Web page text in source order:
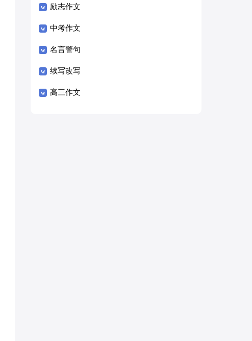
励志作文
中考作文
名言警句
续写改写
高三作文